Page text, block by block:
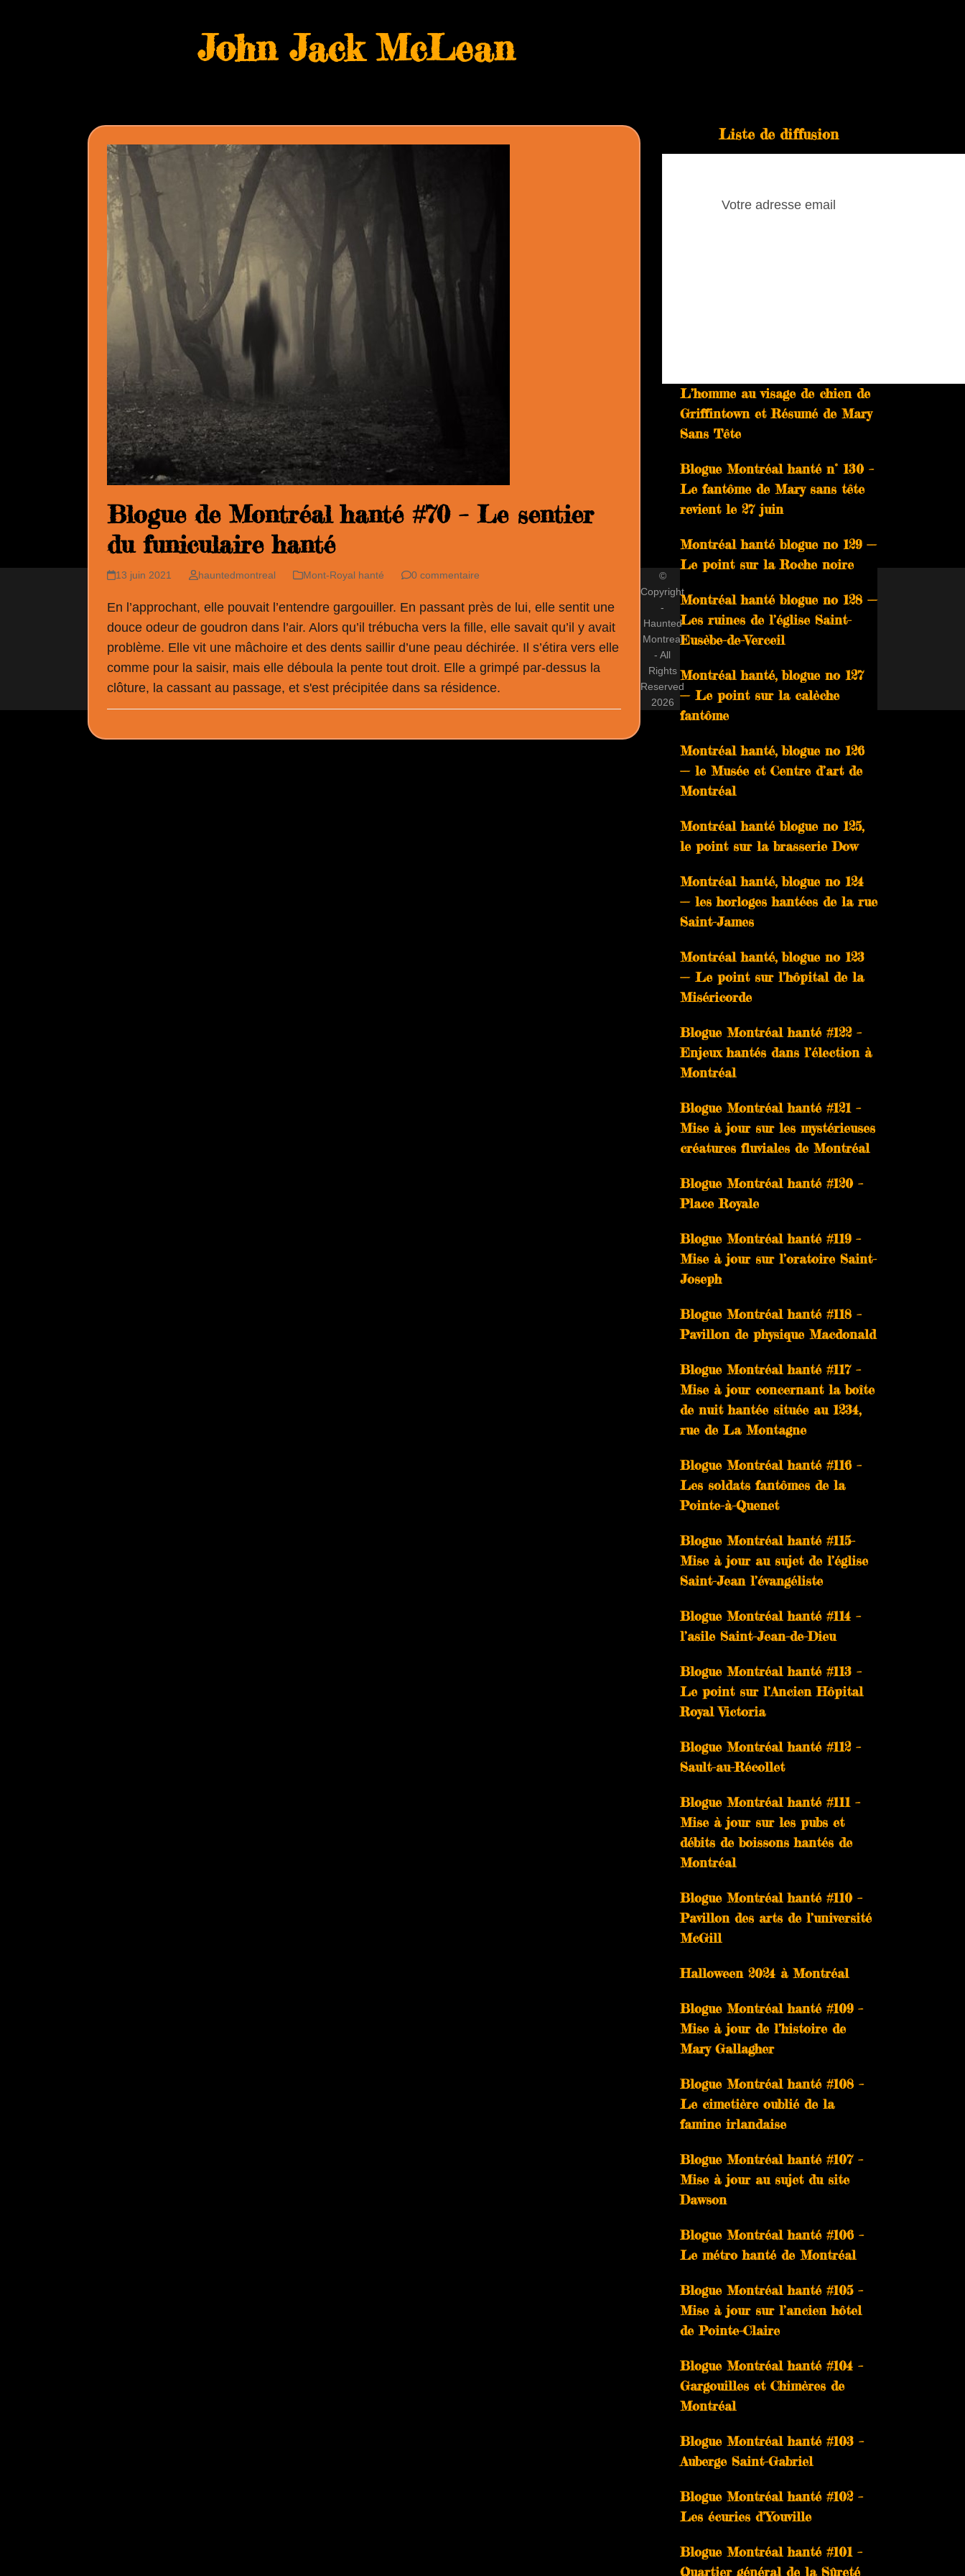
John Jack McLean
Blogue de Montréal hanté #70 – Le sentier
du funiculaire hanté
13 juin 2021 hauntedmontreal Mont-Royal hanté 0 commentaire
En l’approchant, elle pouvait l’entendre gargouiller. En passant près de lui, elle sentit une
douce odeur de goudron dans l’air. Alors qu’il trébucha vers la fille, elle savait qu’il y avait
problème. Elle vit une mâchoire et des dents saillir d’une peau déchirée. Il s’étira vers elle
comme pour la saisir, mais elle déboula la pente tout droit. Elle a grimpé par-dessus la
clôture, la cassant au passage, et s'est précipitée dans sa résidence.
Liste de diffusion
Pour vous abonner à notre blogue, laissez
L’homme au visage de chien de
Griffintown et Résumé de Mary
Sans Tête
Blogue Montréal hanté n° 130 –
Le fantôme de Mary sans tête
revient le 27 juin
Montréal hanté blogue no 129 —
Le point sur la Roche noire
Montréal hanté blogue no 128 —
Les ruines de l’église Saint-
Eusèbe-de-Verceil
Montréal hanté, blogue no 127
— Le point sur la calèche
fantôme
Montréal hanté, blogue no 126
— le Musée et Centre d’art de
Montréal
Montréal hanté blogue no 125,
le point sur la brasserie Dow
Montréal hanté, blogue no 124
— les horloges hantées de la rue
Saint-James
Montréal hanté, blogue no 123
— Le point sur l’hôpital de la
Miséricorde
Blogue Montréal hanté #122 –
Enjeux hantés dans l’élection à
Montréal
Blogue Montréal hanté #121 –
Mise à jour sur les mystérieuses
créatures fluviales de Montréal
Blogue Montréal hanté #120 –
Place Royale
Blogue Montréal hanté #119 –
Mise à jour sur l’oratoire Saint-
Joseph
Blogue Montréal hanté #118 –
Pavillon de physique Macdonald
Blogue Montréal hanté #117 –
Mise à jour concernant la boîte
de nuit hantée située au 1234,
rue de La Montagne
Blogue Montréal hanté #116 –
Les soldats fantômes de la
Pointe-à-Quenet
Blogue Montréal hanté #115-
Mise à jour au sujet de l’église
Saint-Jean l’évangéliste
Blogue Montréal hanté #114 –
l’asile Saint-Jean-de-Dieu
Blogue Montréal hanté #113 –
Le point sur l’Ancien Hôpital
Royal Victoria
Blogue Montréal hanté #112 –
Sault-au-Récollet
Blogue Montréal hanté #111 –
Mise à jour sur les pubs et
débits de boissons hantés de
Montréal
Blogue Montréal hanté #110 –
Pavillon des arts de l’université
McGill
Halloween 2024 à Montréal
Blogue Montréal hanté #109 –
Mise à jour de l’histoire de
Mary Gallagher
Blogue Montréal hanté #108 –
Le cimetière oublié de la
famine irlandaise
Blogue Montréal hanté #107 –
Mise à jour au sujet du site
Dawson
Blogue Montréal hanté #106 –
Le métro hanté de Montréal
Blogue Montréal hanté #105 –
Mise à jour sur l’ancien hôtel
de Pointe-Claire
Blogue Montréal hanté #104 –
Gargouilles et Chimères de
Montréal
Blogue Montréal hanté #103 –
Auberge Saint-Gabriel
Blogue Montréal hanté #102 –
Les écuries d’Youville
Blogue Montréal hanté #101 –
Quartier général de la Sûreté
©
Copyright
-
Haunted
Montreal
- All
Rights
Reserved
2026